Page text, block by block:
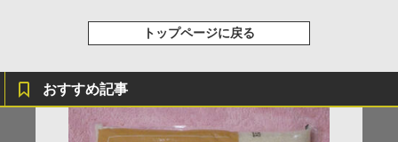
トップページに戻る
おすすめ記事